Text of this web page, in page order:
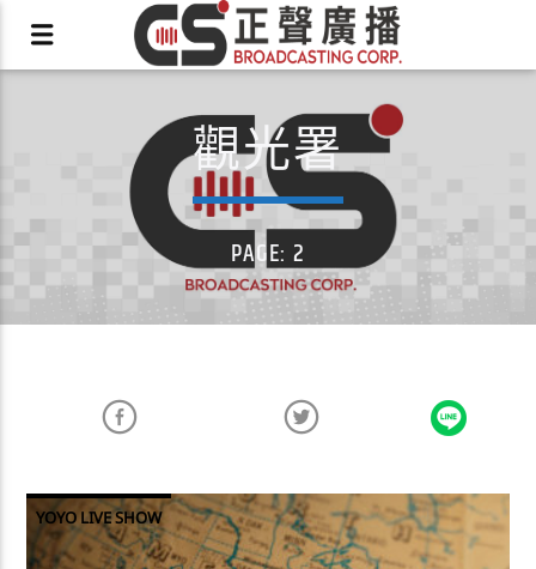
X
觀光署
PAGE: 2
YOYO LIVE SHOW